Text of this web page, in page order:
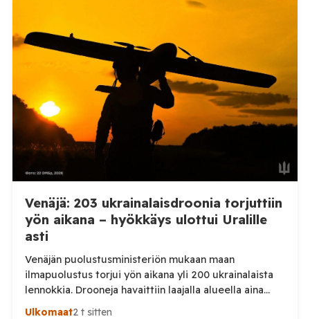
kertoi perjantaiaamuna 7. elokuuta julkaisemassaan
hyökkäsivät yön aikana yli 20 kertaa viidelle alueelle.
Nikopolin alueella iskuja kohdistui Nikopolin
kaupunkiin sekä […]
Venäjä: 203 ukrainalaisdroonia torjuttiin
yön aikana – hyökkäys ulottui Uralille
asti
Venäjän puolustusministeriön mukaan maan
ilmapuolustus torjui yön aikana yli 200 ukrainalaista
lennokkia. Drooneja havaittiin laajalla alueella aina
Uralille asti. Venäjän puolustusministeriön virallisen
Ulkomaat2 t sitten